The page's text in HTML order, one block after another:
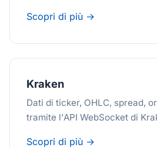
Scopri di più →
Kraken
Dati di ticker, OHLC, spread,
tramite l'API WebSocket di
Scopri di più →